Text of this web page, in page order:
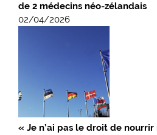
de 2 médecins néo-zélandais
02/04/2026
« Je n’ai pas le droit de